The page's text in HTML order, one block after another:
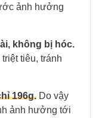
ảnh hưởng
không bị hóc.
tiêu, tránh
196g. Do vậy
ảnh hưởng tới